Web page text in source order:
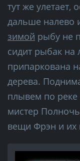
тут же улетает,
дальше налево
зимой рыбу не
сидит рыбак на
припаркована
дерева.
плывем по реке
мистер
вещи Фрэн и их